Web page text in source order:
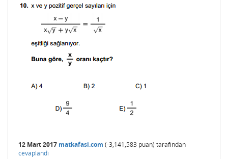
12 Mart 2017 matkafasi.com (-3,141,583 puan) tarafından
cevaplandı